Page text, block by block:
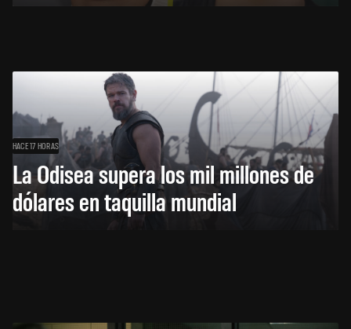
HACE 17 HORAS
La Odisea supera los mil millones de
dólares en taquilla mundial